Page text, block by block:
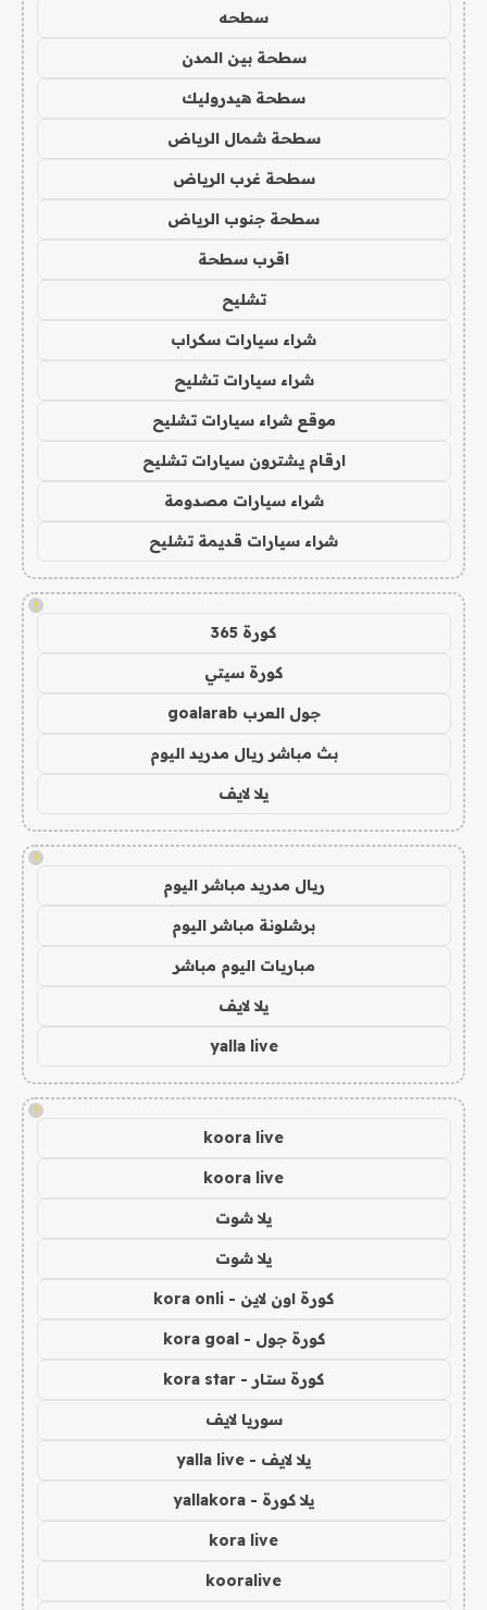
سطحه
سطحة بين المدن
سطحة هيدروليك
سطحة شمال الرياض
سطحة غرب الرياض
سطحة جنوب الرياض
اقرب سطحة
تشليح
شراء سيارات سكراب
شراء سيارات تشليح
موقع شراء سيارات تشليح
ارقام يشترون سيارات تشليح
شراء سيارات مصدومة
شراء سيارات قديمة تشليح
!
كورة 365
كورة سيتي
جول العرب goalarab
بث مباشر ريال مدريد اليوم
يلا لايف
!
ريال مدريد مباشر اليوم
برشلونة مباشر اليوم
مباريات اليوم مباشر
يلا لايف
yalla live
!
koora live
koora live
يلا شوت
يلا شوت
كورة اون لاين - kora onli
كورة جول - kora goal
كورة ستار - kora star
سوريا لايف
يلا لايف - yalla live
يلا كورة - yallakora
kora live
kooralive